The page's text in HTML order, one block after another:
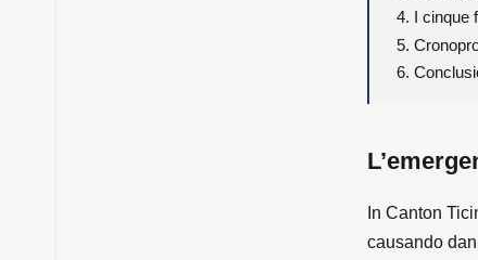
I cinque
In Canton
causando